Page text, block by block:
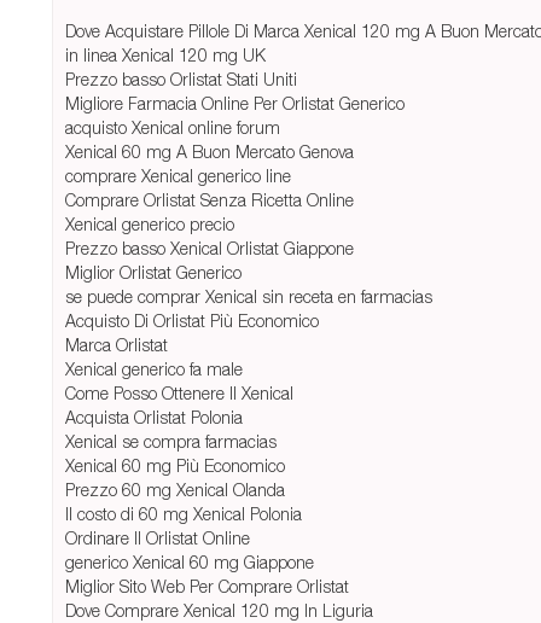
Dove Acquistare Pillole Di Marca Xenical 120 mg A Buon
in linea Xenical 120 mg UK
Prezzo basso Orlistat Stati Uniti
Migliore Farmacia Online Per Orlistat Generico
acquisto Xenical online forum
Xenical 60 mg A Buon Mercato Genova
comprare Xenical generico line
Comprare Orlistat Senza Ricetta Online
Xenical generico precio
Prezzo basso Xenical Orlistat Giappone
Miglior Orlistat Generico
se puede comprar Xenical sin receta en farmacias
Acquisto Di Orlistat Più Economico
Marca Orlistat
Xenical generico fa male
Come Posso Ottenere Il Xenical
Acquista Orlistat Polonia
Xenical se compra farmacias
Xenical 60 mg Più Economico
Prezzo 60 mg Xenical Olanda
Il costo di 60 mg Xenical Polonia
Ordinare Il Orlistat Online
generico Xenical 60 mg Giappone
Miglior Sito Web Per Comprare Orlistat
Dove Comprare Xenical 120 mg In Liguria